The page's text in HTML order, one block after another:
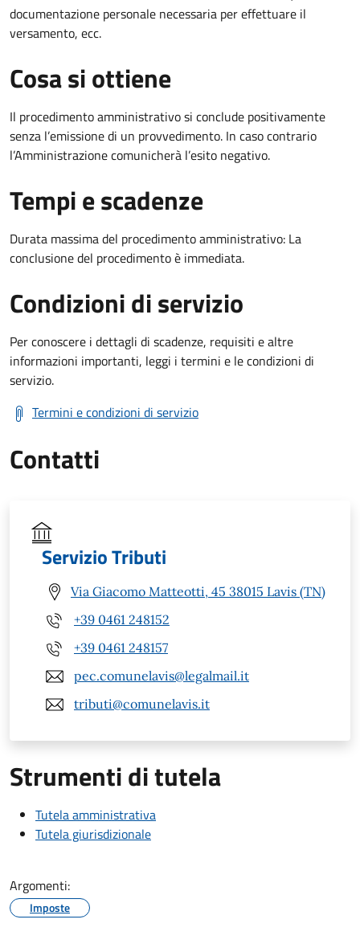
documentazione personale necessaria per effettuare il
versamento, ecc.
Cosa si ottiene
Il procedimento amministrativo si conclude positivamente
senza l’emissione di un provvedimento. In caso contrario
l’Amministrazione comunicherà l’esito negativo.
Tempi e scadenze
Durata massima del procedimento amministrativo: La
conclusione del procedimento è immediata.
Condizioni di servizio
Per conoscere i dettagli di scadenze, requisiti e altre
informazioni importanti, leggi i termini e le condizioni di
servizio.
Termini e condizioni di servizio
Contatti
Servizio Tributi
Via Giacomo Matteotti, 45 38015 Lavis (TN)
+39 0461 248152
+39 0461 248157
pec.comunelavis@legalmail.it
tributi@comunelavis.it
Strumenti di tutela
Tutela amministrativa
Tutela giurisdizionale
Argomenti:
Imposte